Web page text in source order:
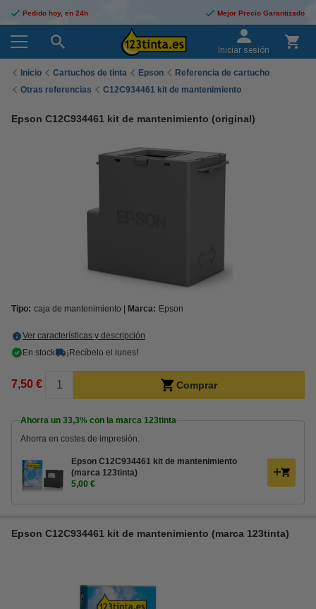
Pedido hoy, en 24h Mejor Precio Garantizado
Iniciar sesión
Inicio Cartuchos de tinta Epson
Referencia de cartucho
Otras referencias
C12C934461 kit de mantenimiento
Epson C12C934461 kit de mantenimiento (original)
Tipo: caja de mantenimiento Marca: Epson
Ver características y descripción
En stock
¡Recíbelo el lunes!
7,50 € Comprar
Ahorra un 33,3% con la marca 123tinta
Ahorra en costes de impresión.
Epson C12C934461 kit de mantenimiento
(marca 123tinta)
5,00 €
Epson C12C934461 kit de mantenimiento (marca 123tinta)